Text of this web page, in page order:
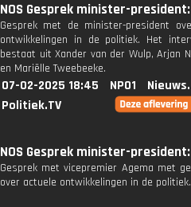
NOS Gesprek minister-
Gesprek met de minister-president
ontwikkelingen in de politiek. Het
bestaat uit Xander van der Wulp, Arjan
en Mariëlle Tweebeeke.
07-02-2025 18:45 NPO1
Politiek.TV
NOS Gesprek minister-
Gesprek met vicepremier Agema met
over actuele ontwikkelingen in de politiek.